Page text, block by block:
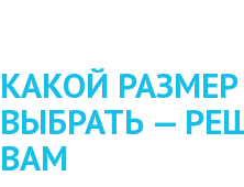
КАКОЙ
ВЫБРАТЬ —
ВАМ